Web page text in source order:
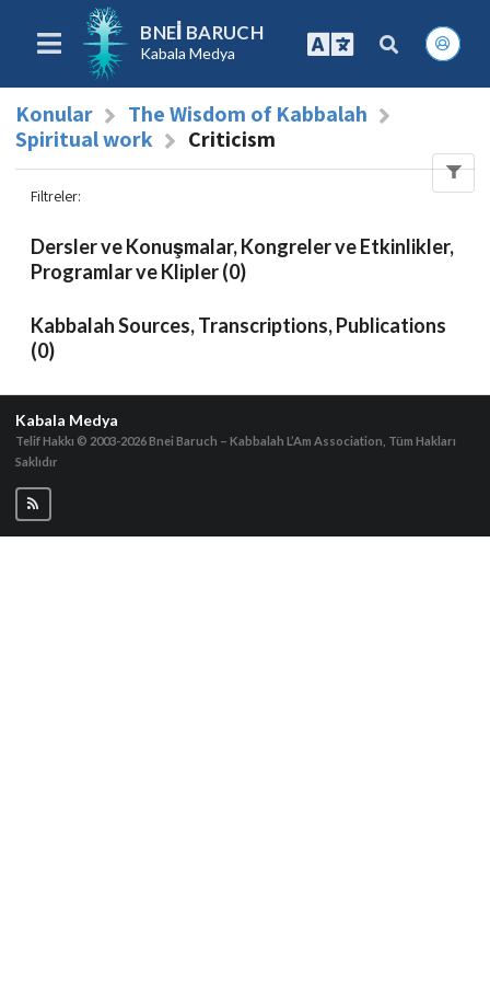
BNEI BARUCH
Kabala Medya
Konular
The Wisdom of Kabbalah
Spiritual work
Criticism
Filtreler:
Dersler ve Konuşmalar, Kongreler ve Etkinlikler,
Programlar ve Klipler (0)
Kabbalah Sources, Transcriptions, Publications
(0)
Kabala Medya
Telif Hakkı © 2003-2026Bnei Baruch – Kabbalah L’Am Association, Tüm Hakları
Saklıdır